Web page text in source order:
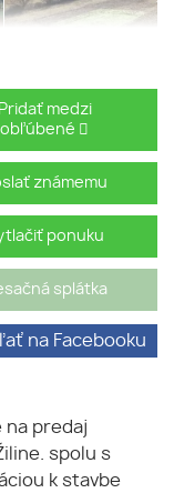
Pridať medzi
obľúbené
známemu
ponuku
splátka
na Facebooku
na predaj
spolu s
k stavbe